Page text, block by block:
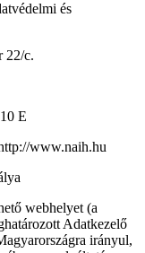
és
22/c.
E
www.naih.hu
webhelyet (a
Adatkezelő
irányul,